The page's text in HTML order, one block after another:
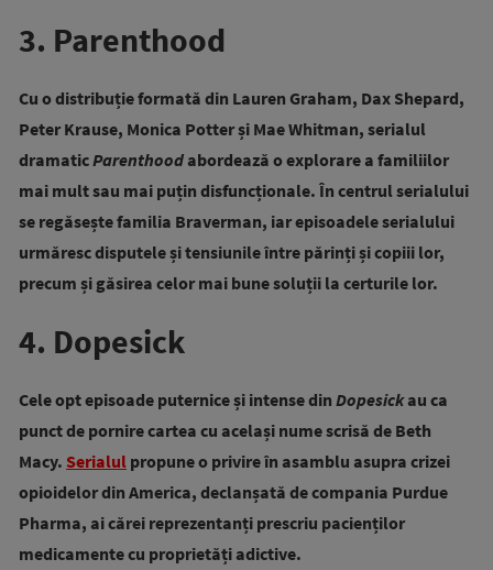
3. Parenthood
Cu o distribuție formată din Lauren Graham, Dax Shepard,
Peter Krause, Monica Potter și Mae Whitman, serialul
dramaticParenthood abordează o explorare a familiilor
mai mult sau mai puțin disfuncționale. În centrul serialului
se regăsește familia Braverman, iar episoadele serialului
urmăresc disputele și tensiunile între părinți și copiii lor,
precum și găsirea celor mai bune soluții la certurile lor.
4. Dopesick
Cele opt episoade puternice și intense din Dopesickau ca
punct de pornire cartea cu același nume scrisă de Beth
Macy. Serialul propune o privire în asamblu asupra crizei
opioidelor din America, declanșată de compania Purdue
Pharma, ai cărei reprezentanți prescriu pacienților
medicamente cu proprietăți adictive.